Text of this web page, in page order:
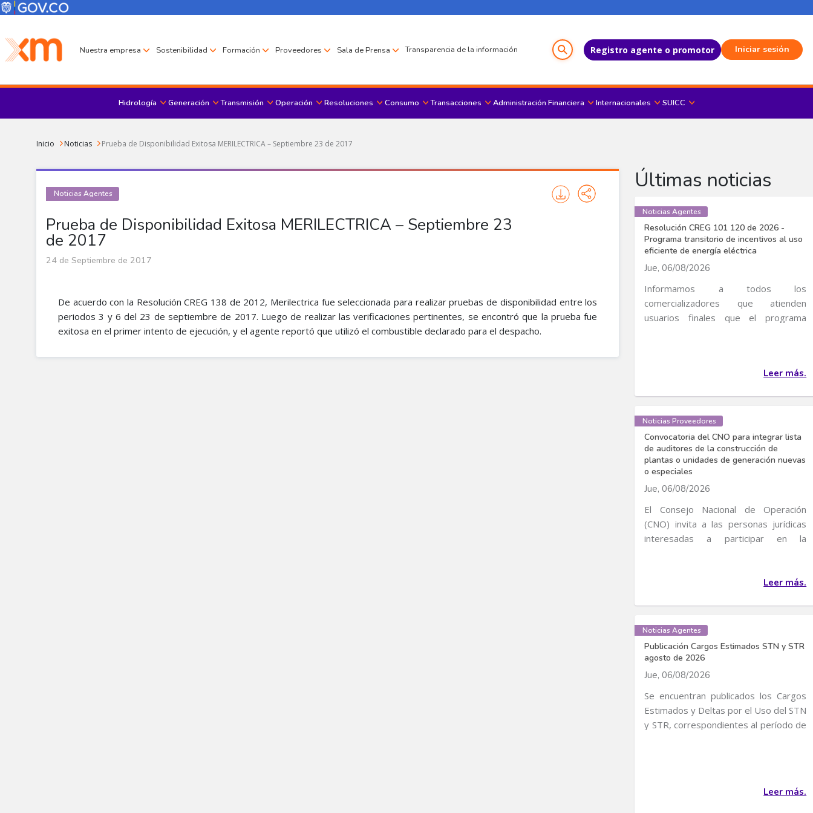
Pasar al contenido principal
Menú Corporativo
Menú de encabezado
Nuestra empresa Sostenibilidad Formación Proveedores Sala de Prensa Transparencia de la información Registro agente o promotor Iniciar sesión
Menu principal
Hidrología Generación Transmisión Operación Resoluciones Consumo Transacciones Administración Financiera Internacionales SUICC
Sobrescribir enlaces de ayuda a la navegación
Inicio Noticias Prueba de Disponibilidad Exitosa MERILECTRICA – Septiembre 23 de 2017
Prueba de Disponibilidad Exitosa MERILECTRICA – Septiembre 23
de 2017
Noticias Agentes
24 de Septiembre de 2017
De acuerdo con la Resolución CREG 138 de 2012, Merilectrica fue seleccionada para realizar pruebas de disponibilidad entre los
periodos 3 y 6 del 23 de septiembre de 2017. Luego de realizar las verificaciones pertinentes, se encontró que la prueba fue
exitosa en el primer intento de ejecución, y el agente reportó que utilizó el combustible declarado para el despacho.
Últimas noticias
Noticias Agentes
Resolución CREG 101 120 de 2026 -
Programa transitorio de incentivos al uso
eficiente de energía eléctrica
Jue, 06/08/2026
Informamos a todos los
comercializadores que atienden
usuarios finales que el programa
Leer más.
Noticias Proveedores
Convocatoria del CNO para integrar lista
de auditores de la construcción de
plantas o unidades de generación nuevas
o especiales
Jue, 06/08/2026
El Consejo Nacional de Operación
(CNO) invita a las personas jurídicas
interesadas a participar en la
Leer más.
Noticias Agentes
Publicación Cargos Estimados STN y STR
agosto de 2026
Jue, 06/08/2026
Se encuentran publicados los Cargos
Estimados y Deltas por el Uso del STN
y STR, correspondientes al período de
Leer más.